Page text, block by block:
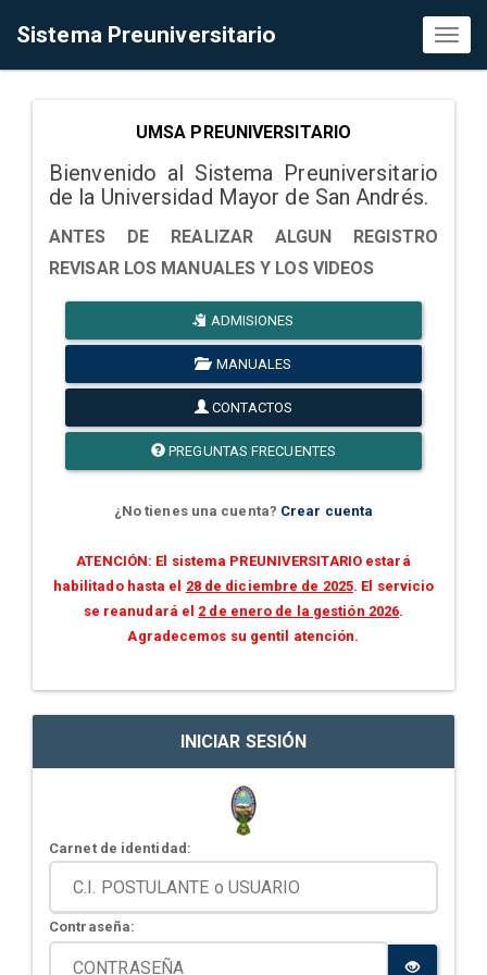
Sistema Preuniversitario
UMSA PREUNIVERSITARIO
Bienvenido al Sistema Preuniversitario
de la Universidad Mayor de San Andrés.
ANTES DE REALIZAR ALGUN REGISTRO
REVISAR LOS MANUALES Y LOS VIDEOS
ADMISIONES
MANUALES
CONTACTOS
PREGUNTAS FRECUENTES
¿No tienes una cuenta? Crear cuenta
ATENCIÓN: El sistema PREUNIVERSITARIO estará
habilitado hasta el 28 de diciembre de 2025. El servicio
se reanudará el 2 de enero de la gestión 2026.
Agradecemos su gentil atención.
INICIAR SESIÓN
Carnet de identidad:
Contraseña: